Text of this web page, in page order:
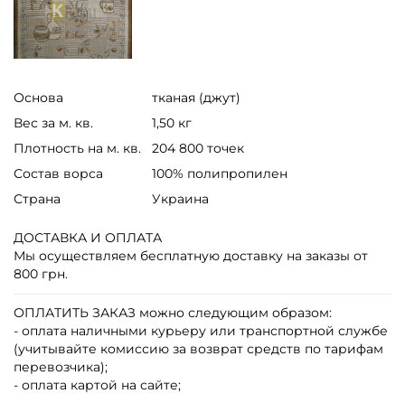
Основа
тканая (джут)
Вес за м. кв.
1,50 кг
Плотность на м. кв.
204 800 точек
Состав ворса
100% полипропилен
Страна
Украина
ДОСТАВКА И ОПЛАТА
Мы осуществляем бесплатную доставку на заказы от
800 грн.
ОПЛАТИТЬ ЗАКАЗ можно следующим образом:
- оплата наличными курьеру или транспортной службе
(учитывайте комиссию за возврат средств по тарифам
перевозчика);
- оплата картой на сайте;